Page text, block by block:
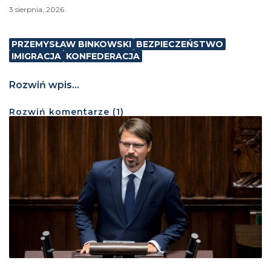
3 sierpnia, 2026
PRZEMYSŁAW BINKOWSKI BEZPIECZEŃSTWO
IMIGRACJA KONFEDERACJA
Rozwiń wpis...
Rozwiń komentarze (1)